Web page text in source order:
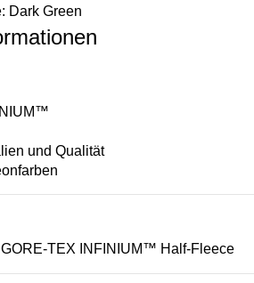
Dark Green
und Qualität
GORE-TEX INFINIUM™ Half-Fleece